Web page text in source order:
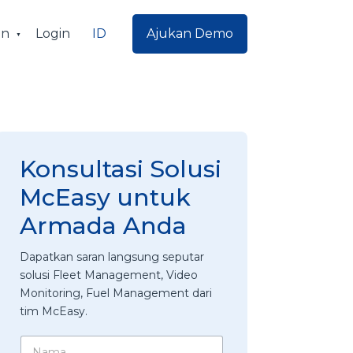
Login ID Ajukan Demo
Konsultasi Solusi
McEasy untuk
Armada Anda
Dapatkan saran langsung seputar
solusi Fleet Management, Video
Monitoring, Fuel Management dari
tim McEasy.
N